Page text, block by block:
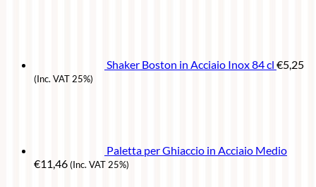
Shaker Boston in Acciaio Inox 84 cl €5,25
(Inc. VAT 25%)
Paletta per Ghiaccio in Acciaio Medio
€11,46(Inc. VAT 25%)